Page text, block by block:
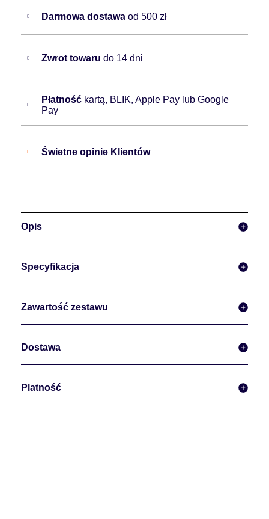
Darmowa dostawa od 500 zł
Zwrot towaru do 14 dni
Płatność kartą, BLIK, Apple Pay lub Google
Pay
Świetne opinie Klientów
Opis
Specyfikacja
Zawartość zestawu
Dostawa
Platność